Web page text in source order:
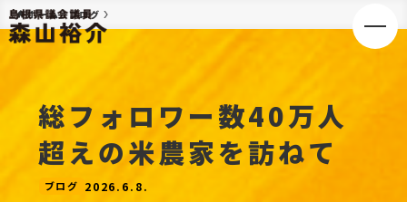
ホーム
ホーム ブログ
総フォロワー数40万人
超えの米農家を訪ねて
ブログ 2026.6.8.